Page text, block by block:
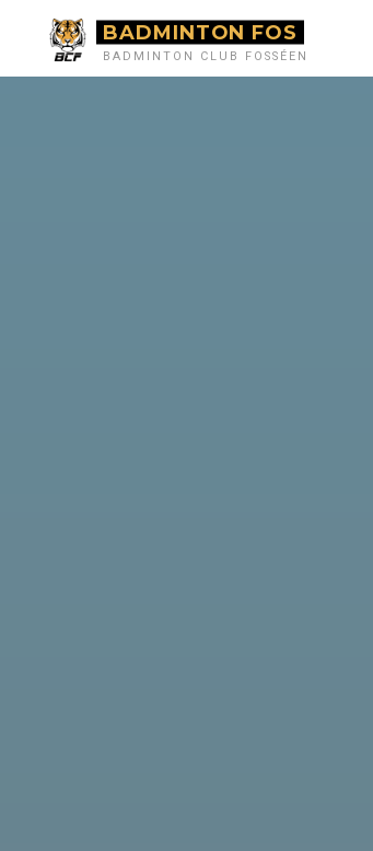
BADMINTON FOS
BADMINTON CLUB FOSSÉEN